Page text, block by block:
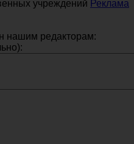
учреждений Реклама
нашим редакторам: